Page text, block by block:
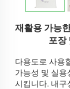
재활용 가능
포장
다용도로 사용
가능성 및 실용
시킵니다. 내구